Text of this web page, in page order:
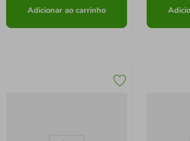
Adicionar ao carrinho